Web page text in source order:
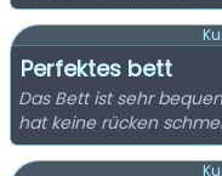
Perfektes bett
Das Bett ist sehr
hat keine rücken